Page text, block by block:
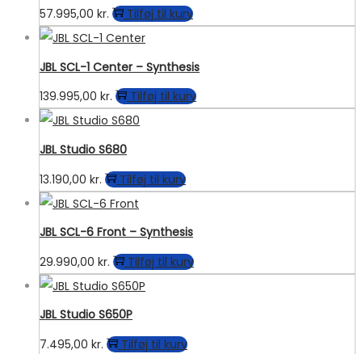
57.995,00 kr. Tilføj til kurv
JBL SCL-1 Center – Synthesis
139.995,00 kr. Tilføj til kurv
JBL Studio S680
13.190,00 kr. Tilføj til kurv
JBL SCL-6 Front – Synthesis
29.990,00 kr. Tilføj til kurv
JBL Studio S650P
7.495,00 kr. Tilføj til kurv